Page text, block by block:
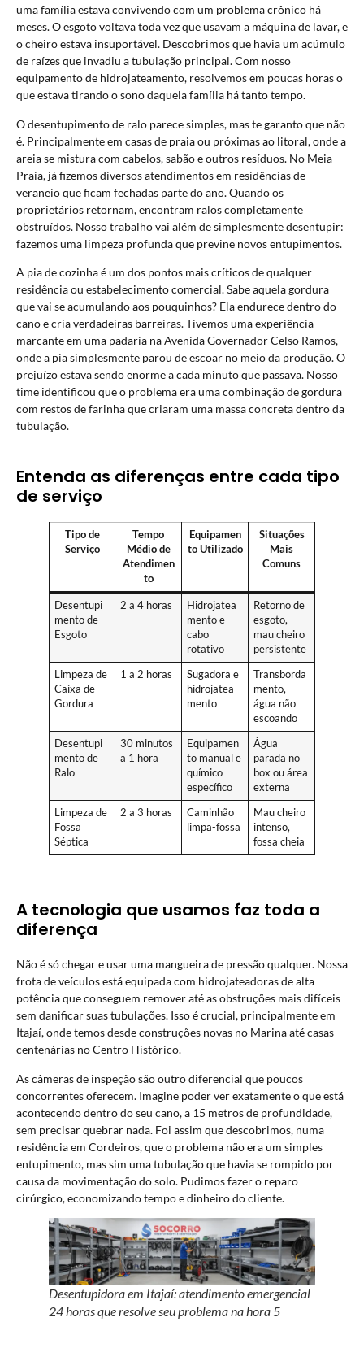
uma família estava convivendo com um problema crônico há
meses. O esgoto voltava toda vez que usavam a máquina de lavar, e
o cheiro estava insuportável. Descobrimos que havia um acúmulo
de raízes que invadiu a tubulação principal. Com nosso
equipamento de hidrojateamento, resolvemos em poucas horas o
que estava tirando o sono daquela família há tanto tempo.
O desentupimento de ralo parece simples, mas te garanto que não
é. Principalmente em casas de praia ou próximas ao litoral, onde a
areia se mistura com cabelos, sabão e outros resíduos. No Meia
Praia, já fizemos diversos atendimentos em residências de
veraneio que ficam fechadas parte do ano. Quando os
proprietários retornam, encontram ralos completamente
obstruídos. Nosso trabalho vai além de simplesmente desentupir:
fazemos uma limpeza profunda que previne novos entupimentos.
A pia de cozinha é um dos pontos mais críticos de qualquer
residência ou estabelecimento comercial. Sabe aquela gordura
que vai se acumulando aos pouquinhos? Ela endurece dentro do
cano e cria verdadeiras barreiras. Tivemos uma experiência
marcante em uma padaria na Avenida Governador Celso Ramos,
onde a pia simplesmente parou de escoar no meio da produção. O
prejuízo estava sendo enorme a cada minuto que passava. Nosso
time identificou que o problema era uma combinação de gordura
com restos de farinha que criaram uma massa concreta dentro da
tubulação.
Entenda as diferenças entre cada tipo
de serviço
Tipo de
Serviço
Tempo
Médio de
Atendimen
to
Equipamen
to Utilizado
Situações
Mais
Comuns
Desentupi
mento de
Esgoto
2 a 4 horas
Hidrojatea
mento e
cabo
rotativo
Retorno de
esgoto,
mau cheiro
persistente
Limpeza de
Caixa de
Gordura
1 a 2 horas
Sugadora e
hidrojatea
mento
Transborda
mento,
água não
escoando
Desentupi
mento de
Ralo
30 minutos
a 1 hora
Equipamen
to manual e
químico
específico
Água
parada no
box ou área
externa
Limpeza de
Fossa
Séptica
2 a 3 horas
Caminhão
limpa-fossa
Mau cheiro
intenso,
fossa cheia
A tecnologia que usamos faz toda a
diferença
Não é só chegar e usar uma mangueira de pressão qualquer. Nossa
frota de veículos está equipada com hidrojateadoras de alta
potência que conseguem remover até as obstruções mais difíceis
sem danificar suas tubulações. Isso é crucial, principalmente em
Itajaí, onde temos desde construções novas no Marina até casas
centenárias no Centro Histórico.
As câmeras de inspeção são outro diferencial que poucos
concorrentes oferecem. Imagine poder ver exatamente o que está
acontecendo dentro do seu cano, a 15 metros de profundidade,
sem precisar quebrar nada. Foi assim que descobrimos, numa
residência em Cordeiros, que o problema não era um simples
entupimento, mas sim uma tubulação que havia se rompido por
causa da movimentação do solo. Pudimos fazer o reparo
cirúrgico, economizando tempo e dinheiro do cliente.
Desentupidora em Itajaí: atendimento emergencial
24 horas que resolve seu problema na hora 5